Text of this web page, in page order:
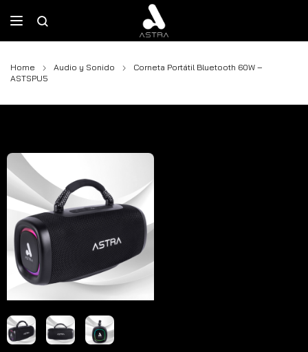
Home Audio y Sonido
Corneta Portátil Bluetooth 60W –
ASTSPU5